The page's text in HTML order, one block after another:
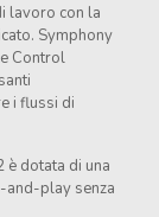
lavoro con la
Symphony
Control
i flussi di
è dotata di una
and-play senza